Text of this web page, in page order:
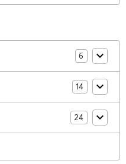
6
14
24